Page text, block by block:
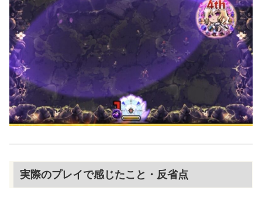
実際のプレイで感じたこと・反省点